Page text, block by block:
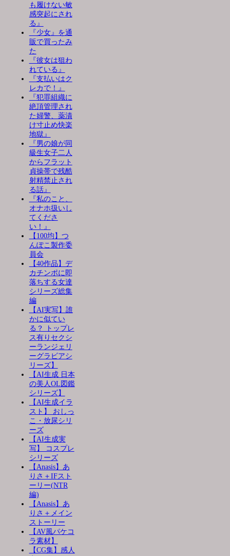
も履けない敏
感突起にされ
る』
『少女』を通
販で買ったみ
た
『彼女は狙わ
れている』
『支払いはク
レカで！』
『犯罪組織に
絶頂管理され
た婦警、薬漬
け寸止め快楽
地獄』
『男の娘が同
級生女子二人
からフラット
貞操帯で残酷
射精禁止され
る話』
『私のこと、
オナホ扱いし
てくださ
い！』
【100均】つ
んぽこ製作委
員会
【40作品】デ
カチンポに即
落ちする女達
シリーズ総集
編
【AI実写】誰
かに似てい
る？ トップレ
ス有りセクシ
ーランジェリ
ーグラビアシ
リーズ】
【AI生成 日本
の美人OL図鑑
シリーズ】
【AI生成イラ
スト】 おしっ
こ・放尿シリ
ーズ
【AI生成実
写】 コスプレ
シリーズ
【Anasis】あ
りさ＋IFスト
ーリー(NTR
編)
【Anasis】あ
りさ＋メイン
ストーリー
【AV風パケコ
ラ素材】
【CG集】感人